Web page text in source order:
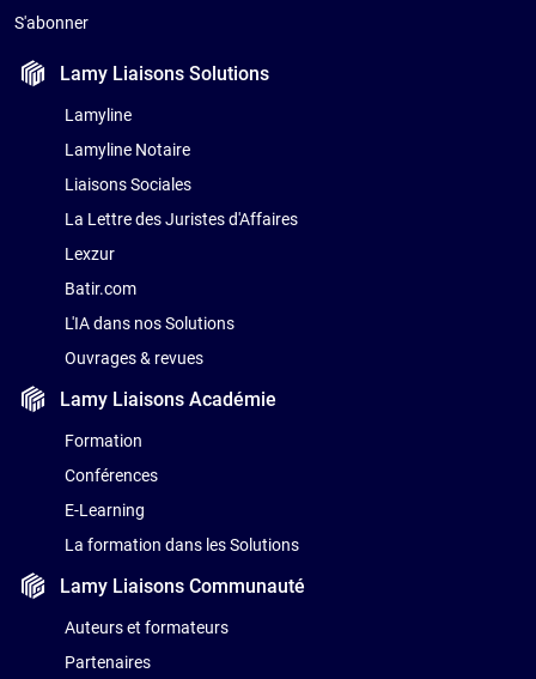
S'abonner
Lamy LiaisonsSolutions
Lamyline
Lamyline Notaire
Liaisons Sociales
La Lettre des Juristes d'Affaires
Lexzur
Batir.com
L'IA dans nos Solutions
Ouvrages & revues
Lamy LiaisonsAcadémie
Formation
Conférences
E-Learning
La formation dans les Solutions
Lamy LiaisonsCommunauté
Auteurs et formateurs
Partenaires